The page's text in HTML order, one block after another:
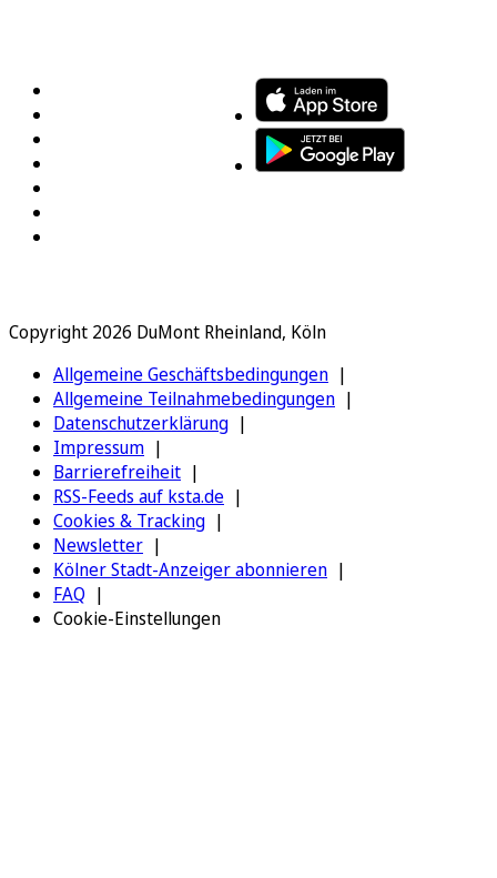
Copyright 2026 DuMont Rheinland, Köln
Allgemeine Geschäftsbedingungen
Allgemeine Teilnahmebedingungen
Datenschutzerklärung
Impressum
Barrierefreiheit
RSS-Feeds auf ksta.de
Cookies & Tracking
Newsletter
Kölner Stadt-Anzeiger abonnieren
FAQ
Cookie-Einstellungen